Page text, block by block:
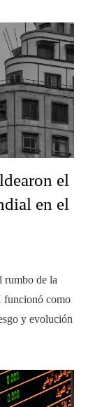
el
en el
rumbo de la
funcionó como
y evolución